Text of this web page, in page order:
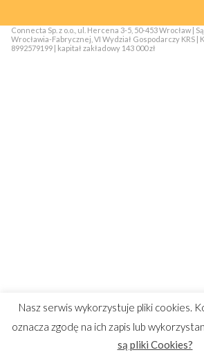
Connecta Sp. z o.o., ul. Hercena 3-5, 50-453 Wrocław |
Wrocławia-Fabrycznej, VI Wydział Gospodarczy KRS |
8992579199 | kapitał zakładowy 143 000 zł
Nasz serwis wykorzystuje pliki cookies.
oznacza zgodę na ich zapis lub
są pliki Cookies?